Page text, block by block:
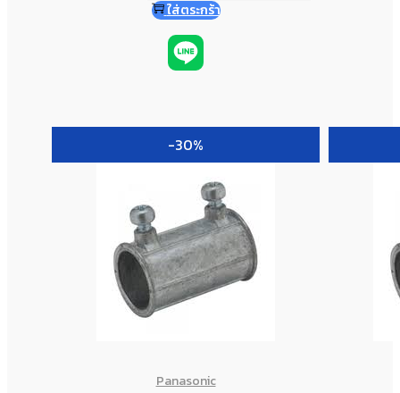
ใส่ตระกร้า
-30%
Panasonic